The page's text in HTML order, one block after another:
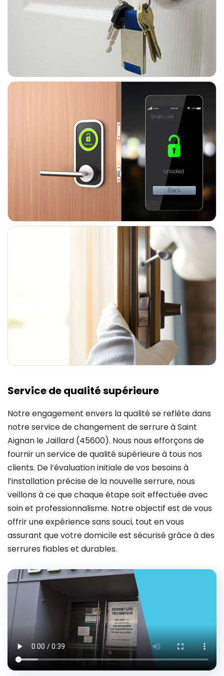
Service de qualité supérieure
Notre engagement envers la qualité se reflète dans
notre service de changement de serrure à Saint
Aignan le Jaillard (45600). Nous nous efforçons de
fournir un service de qualité supérieure à tous nos
clients. De l’évaluation initiale de vos besoins à
l’installation précise de la nouvelle serrure, nous
veillons à ce que chaque étape soit effectuée avec
soin et professionnalisme. Notre objectif est de vous
offrir une expérience sans souci, tout en vous
assurant que votre domicile est sécurisé grâce à des
serrures fiables et durables.